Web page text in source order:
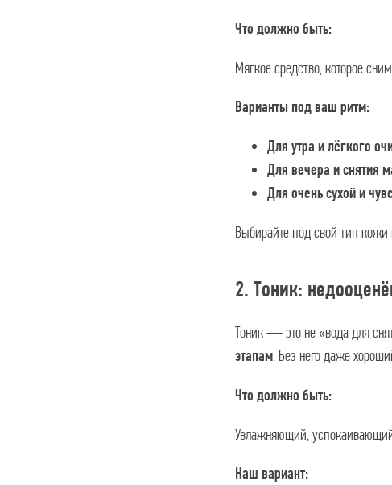
Что должно быть:
Мягкое средство, которое
Варианты под ваш ритм:
Для утра и лёгкого
Для вечера и снятия
Для очень сухой и
Выбирайте под свой тип
2. Тоник:
Тоник — это не «вода для
этапам. Без него даже
Что должно быть:
Увлажняющий,
Наш вариант: